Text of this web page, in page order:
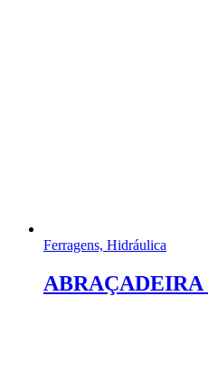
Ferragens, Hidráulica